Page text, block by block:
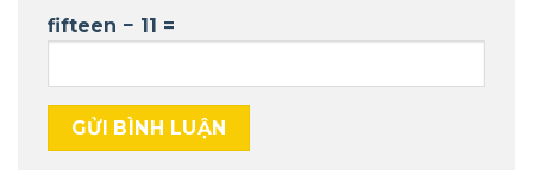
fifteen − 11 =